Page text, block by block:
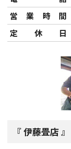
営業時間
定休日
伊藤畳店